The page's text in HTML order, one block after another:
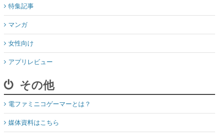
特集記事
マンガ
女性向け
アプリレビュー
その他
電ファミニコゲーマーとは？
媒体資料はこちら